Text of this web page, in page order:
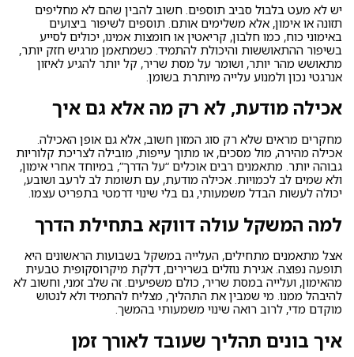
יש לא מעט בלבול סביב תוספים. חשוב להבין שהם לא מחליפים
תזונה או אימון, אלא משלימים אותם. תוספים לשיפור ביצועים
באימוני כוח, כמו חלבון, קריאטין או חומצות אמינו, יכולים לסייע
בשיפור ההתאוששות והיכולת להתמיד. כשמתאמן מרגיש חזק יותר,
מתאושש מהר יותר, ושומר על מסת שריר, קל יותר להגיע לאיזון
אנרגטי נכון ולמנוע עלייה מיותרת בשומן.
אכילה מודעת, לא רק מה אלא גם איך
מחקרים מראים שלא רק סוג המזון חשוב, אלא גם אופן האכילה.
אכילה מהירה, מול מסכים, או מתוך עייפות, מובילה לצריכת קלוריות
גבוהה יותר. מתאמנים רבים אוכלים “על הדרך”, במיוחד אחרי אימון,
ולא שמים לב לכמויות. אכילה מודעת, עם תשומת לב לרעב ושובע,
יכולה לעשות הבדל משמעותי, גם בלי שינוי דרמטי בתפריט עצמו.
למה המשקל עולה דווקא בתחילת הדרך
אצל מתאמנים מתחילים, העלייה במשקל בשבועות הראשונים היא
תופעה נפוצה. אגירת נוזלים בשרירים, דלקת מיקרוסקופית טבעית
מהאימון, ועלייה במסת שריר, כולם משפיעים. זה שלב זמני, וחשוב לא
להיבהל ממנו. מי שמבין את התהליך, מצליח להתמיד ולא לנטוש
מוקדם מדי, לרוב רואה שינוי משמעותי בהמשך.
איך בונים תהליך שעובד לאורך זמן